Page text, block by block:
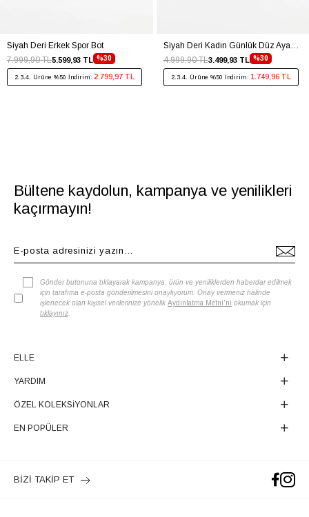
Siyah Deri Erkek Spor Bot
%30
5.599,93 TL
7.999,90 TL
2.3.4. Ürüne %50 İndirim: 2.799,97 TL
Siyah Deri Kadın Günlük Düz Ayakkabı
%30
3.499,93 TL
4.999,90 TL
2.3.4. Ürüne %50 İndirim: 1.749,96 TL
Bültene kaydolun, kampanya ve yenilikleri
kaçırmayın!
Gönder butonuna tıklayarak kampanya, ürün ve yeniliklerden haberdar edilmek
için tarafıma e-posta gönderilmesini onaylıyorum. Onay vermeniz halinde
işlenecek olan kişisel verilerinize yönelik Aydınlatma Metni'ni okumak için
tıklayınız
ELLE
YARDIM
ÖZEL KOLEKSİYONLAR
EN POPÜLER
BİZİ TAKİP ET